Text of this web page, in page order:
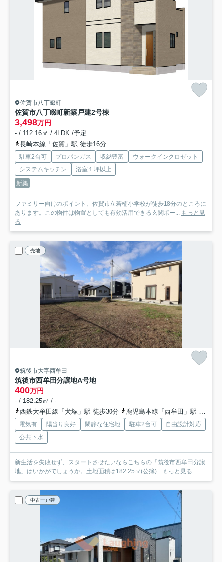
佐賀市八丁畷町
佐賀市八丁畷町新築戸建2号棟
3,498万円
- / 112.16㎡ / 4LDK /予定
長崎本線「佐賀」駅 徒歩16分
駐車2台可 プロパンガス 収納豊富
ウォークインクロゼット
システムキッチン
浴室１坪以上
新築
ファミリー向けのポイント、佐賀市立若楠小学校が徒歩18分のところに
あります。この物件は物置としても有効活用できる玄関ポー... もっと見
る
売地
筑後市大字西牟田
筑後市西牟田分譲地A号地
400万円
- / 182.25㎡ / -
西鉄大牟田線「犬塚」駅 徒歩30分
鹿児島本線「西牟田」駅 徒歩33分
電気有 陽当り良好 閑静な住宅地 駐車2台可
自由設計対応
公共下水
新生活を失敗せず、スタートさせたいならこちらの「筑後市西牟田分譲
地」はいかがでしょうか。土地面積は182.25㎡(公簿)... もっと見る
中古一戸建